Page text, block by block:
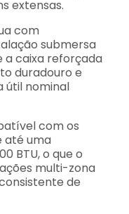
extensas.
com
submersa
a caixa reforçada
duradouro e
útil nominal
com os
até uma
BTU, o que o
multi-zona
de